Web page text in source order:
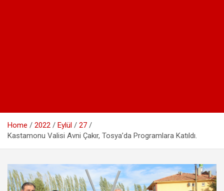
Home 2022 Eylül
27
Kastamonu Valisi Avni Çakır, Tosya’da Programlara Katıldı.